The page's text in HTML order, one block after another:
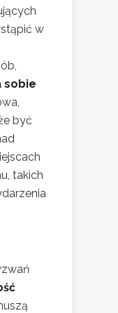
w
sobie
być
takich